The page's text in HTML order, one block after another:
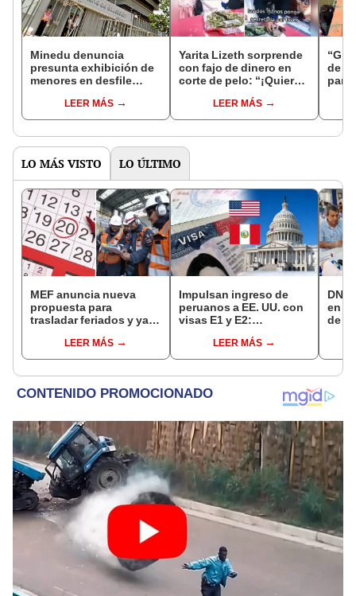
Minedu denuncia
presunta exhibición de
menores en desfile
LEER MÁS
Yarita Lizeth sorprende
con fajo de dinero en
corte de pelo: “¡Quiero
LEER MÁS
de
LO MÁS VISTO LO ÚLTIMO
MEF anuncia nueva
propuesta para
trasladar feriados y ya
“Lunes es mejor día”
LEER MÁS
Impulsan ingreso de
peruanos a EE. UU. con
visas E1 y E2:
pymes serían los más
beneficiados
LEER MÁS
DNI
en
de